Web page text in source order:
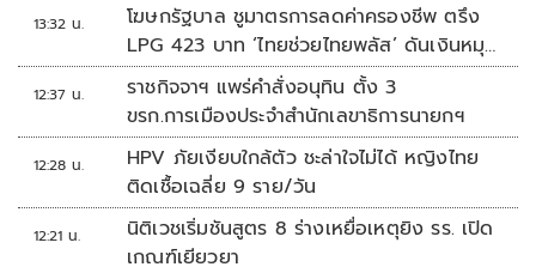
13:32 น.
โฆษกรัฐบาล ชูมาตรการลดค่าครองชีพ ตรึง
LPG 423 บาท ‘ไทยช่วยไทยพลัส’ ดันเงินหมุน
แสนล้าน
12:37 น.
ราชกิจจาฯ แพร่คำสั่งอนุทิน ตั้ง 3
ขรก.การเมืองประจำสำนักเลขาธิการนายกฯ
12:28 น.
HPV ภัยเงียบใกล้ตัว ชะล่าใจไม่ได้ หญิงไทย
ติดเชื้อเฉลี่ย 9 ราย/วัน
12:21 น.
นิติเวชเริ่มชันสูตร 8 ร่างเหยื่อเหตุยิง รร. เปิด
เกณฑ์เยียวยา